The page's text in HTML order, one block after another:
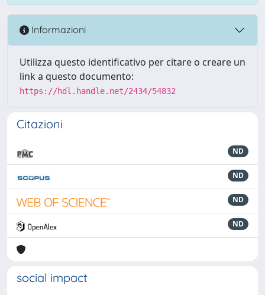
Informazioni
Utilizza questo identificativo per citare o creare un
link a questo documento:
https://hdl.handle.net/2434/54832
Citazioni
ND
ND
ND
ND
social impact